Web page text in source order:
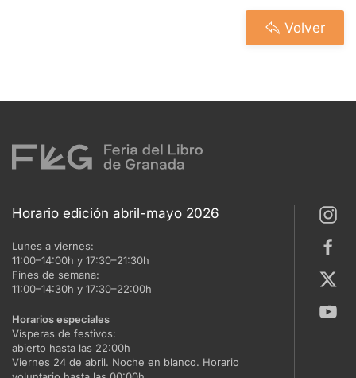
Volver
Horario edición abril-mayo 2026
Lunes a viernes:
11:00–14:00h y 17:30–21:30h
Fines de semana:
11:00–14:30h y 17:30–22:00h
Horarios especiales
Vísperas de festivos:
abierto hasta las 22:00h
Viernes 24 de abril. Noche en blanco. Horario